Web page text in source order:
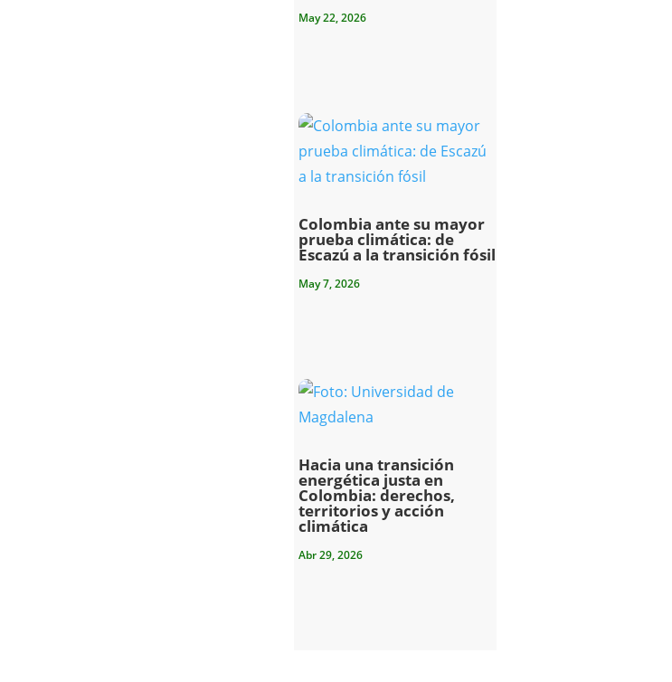
May 22, 2026
Colombia ante su mayor
prueba climática: de
Escazú a la transición fósil
May 7, 2026
Hacia una transición
energética justa en
Colombia: derechos,
territorios y acción
climática
Abr 29, 2026